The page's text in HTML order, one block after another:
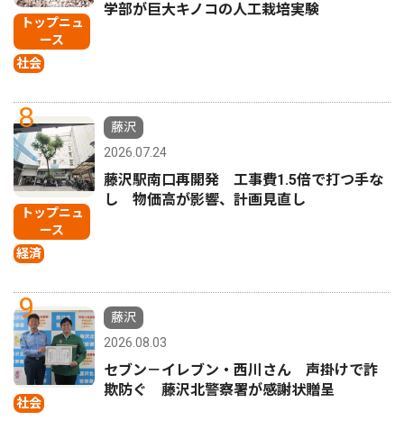
トップニュ
ース
社会
学部が巨大キノコの人工栽培実験
8
トップニュ
ース
経済
藤沢
2026.07.24
藤沢駅南口再開発 工事費1.5倍で打つ手な
し 物価高が影響、計画見直し
9
社会
藤沢
2026.08.03
セブン－イレブン・西川さん 声掛けで詐
欺防ぐ 藤沢北警察署が感謝状贈呈